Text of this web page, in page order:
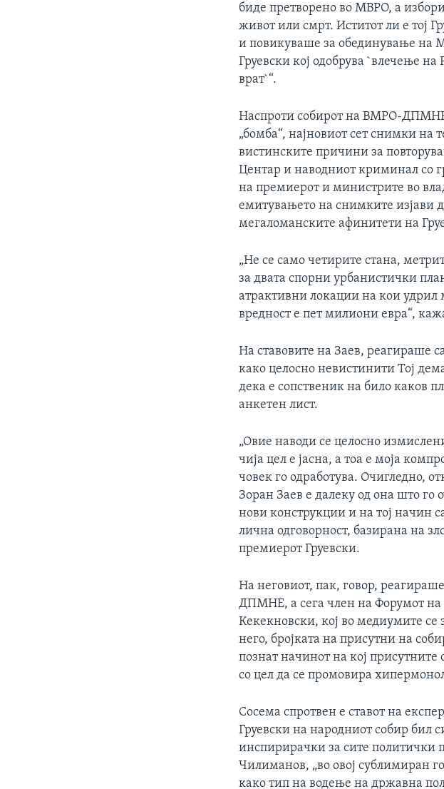
биде претворено во МВРО, а
живот или смрт. Иститот ли е тој
и повикуваше за обединување на
Груевски кој одобрува `влечење
врат`“.
Наспроти собирот на ВМРО-ДПМНЕ,
„бомба“, најновиот сет снимки на
вистинските причини за
Центар и наводниот криминал со
на премиерот и министрите во
емитувањето на снимките изјави
мегаломанските афинитети на
„Не се само четирите стана,
за двата спорни урбанистички
атрактивни локации на кои
вредност е пет милиони евра“,
На ставовите на Заев, реагираше
како целосно невистинити Тој
дека е сопственик на било каков
анкетен лист.
„Овие наводи се целосно
чија цел е јасна, а тоа е моја
човек го одработува. Очигледно,
Зоран Заев е далеку од она што го
нови конструкции и на тој начин
лична одговорност, базирана на
премиерот Груевски.
На неговиот, пак, говор,
ДПМНЕ, а сега член на Форумот на
Кекекновски, кој во медиумите се
него, бројката на присутни на
познат начинот на кој
со цел да се промовира
Сосема спротвен е ставот на
Груевски на народниот собир бил
инспирирачки за сите
Чилиманов, „во овој сублимиран
како тип на водење на државна